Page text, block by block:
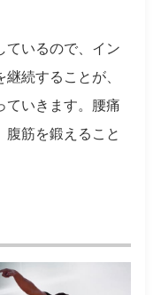
ているので、イン
続することが、
ていきます。腰痛
腹筋を鍛えること